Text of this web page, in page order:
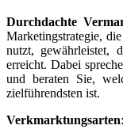
Durchdachte
Marketingstrategie,
nutzt, gewährleistet,
erreicht. Dabei
und beraten Sie,
zielführendsten ist.
Verkmarktungsarten